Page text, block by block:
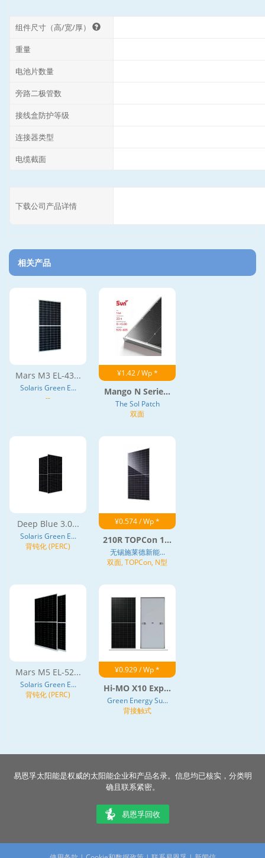
组件尺寸（高/宽/厚）
重量
电池片数量
旁路二极管数
接线盒防护等级
连接器类型
电缆截面
下载公司产品详情
相关产品
Mars M3 EL-43...
Solaris Green E...
--
¥1.42 / Wp *
Mango N Serie...
The Sol Patch
双面
Deep Blue 3.0...
Solaris Green E...
背钝化 (PERC)
¥0.574 / Wp *
210R TOPCon 1...
无锡施莱德新能...
双面, TOPCon, N型
Mars M5 EL-52...
Solaris Green E...
背钝化 (PERC)
¥0.929 / Wp *
Hi-MO X10 Exp...
Green Energy Su...
背接触式
易恩孚太阳能是权威的太阳能企业和产品名录。信息均已核实，分类明
确且联系紧密。
易恩孚回收